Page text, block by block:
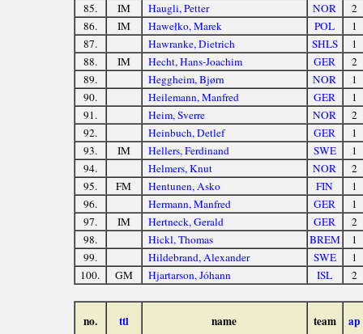
85.
IM Haugli, Petter NOR
2
86.
IM Hawełko, Marek POL
1
87.
Hawranke, Dietrich SHLS
1
88.
IM Hecht, Hans-Joachim GER
2
89.
Heggheim, Bjørn NOR
1
90.
Heilemann, Manfred GER
1
91.
Heim, Sverre NOR
2
92.
Heinbuch, Detlef GER
1
93.
IM Hellers, Ferdinand SWE
1
94.
Helmers, Knut NOR
2
95.
FM Hentunen, Asko FIN
1
96.
Hermann, Manfred GER
1
97.
IM Hertneck, Gerald GER
2
98.
Hickl, Thomas BREM
1
99.
Hildebrand, Alexander SWE
1
100.
GM Hjartarson, Jóhann ISL 2
no. ttl name team ap